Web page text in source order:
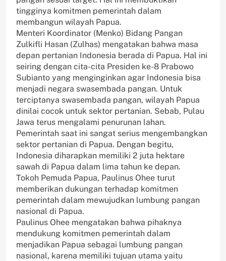
tingginya komitmen pemerintah dalam
membangun wilayah Papua.
Menteri Koordinator (Menko) Bidang Pangan
Zulkifli Hasan (Zulhas) mengatakan bahwa masa
depan pertanian Indonesia berada di Papua. Hal ini
seiring dengan cita-cita Presiden ke-8 Prabowo
Subianto yang menginginkan agar Indonesia bisa
menjadi negara swasembada pangan. Untuk
terciptanya swasembada pangan, wilayah Papua
dinilai cocok untuk sektor pertanian. Sebab, Pulau
Jawa terus mengalami penurunan lahan.
Pemerintah saat ini sangat serius mengembangkan
sektor pertanian di Papua. Dengan begitu,
Indonesia diharapkan memiliki 2 juta hektare
sawah di Papua dalam lima tahun ke depan.
Tokoh Pemuda Papua, Paulinus Ohee turut
memberikan dukungan terhadap komitmen
pemerintah dalam mewujudkan lumbung pangan
nasional di Papua.
Paulinus Ohee mengatakan bahwa pihaknya
mendukung komitmen pemerintah dalam
menjadikan Papua sebagai lumbung pangan
nasional, karena memiliki tujuan utama yaitu